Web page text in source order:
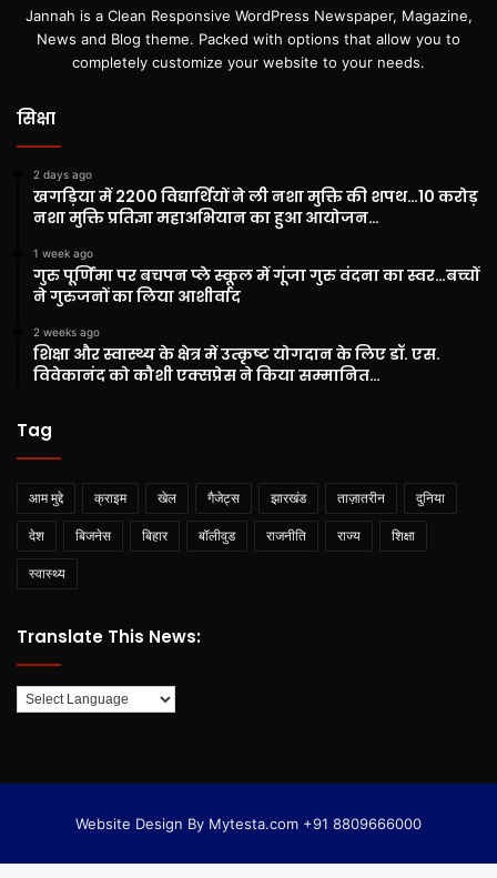
Jannah is a Clean Responsive WordPress Newspaper, Magazine,
News and Blog theme. Packed with options that allow you to
completely customize your website to your needs.
सिक्षा
2 days ago
खगड़िया में 2200 विद्यार्थियों ने ली नशा मुक्ति की शपथ…10 करोड़
नशा मुक्ति प्रतिज्ञा महाअभियान का हुआ आयोजन…
1 week ago
गुरु पूर्णिमा पर बचपन प्ले स्कूल में गूंजा गुरु वंदना का स्वर…बच्चों
ने गुरुजनों का लिया आशीर्वाद
2 weeks ago
शिक्षा और स्वास्थ्य के क्षेत्र में उत्कृष्ट योगदान के लिए डॉ. एस.
विवेकानंद को कौशी एक्सप्रेस ने किया सम्मानित…
Tag
आम मुद्दे क्राइम खेल गैजेट्स झारखंड ताज़ातरीन दुनिया
देश बिजनेस बिहार बॉलीवुड राजनीति राज्य शिक्षा
स्वास्थ्य
Translate This News:
Website Design By Mytesta.com +91 8809666000